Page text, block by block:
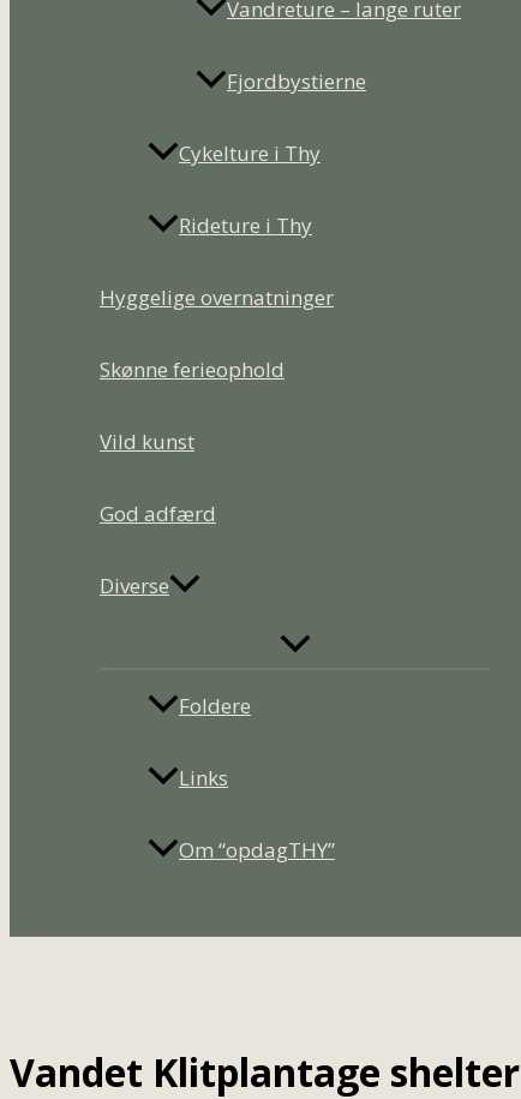
Vandreture – lange ruter
Fjordbystierne
Cykelture i Thy
Rideture i Thy
Hyggelige overnatninger
Skønne ferieophold
Vild kunst
God adfærd
Diverse
Foldere
Links
Om “opdagTHY”
Vandet Klitplantage shelter